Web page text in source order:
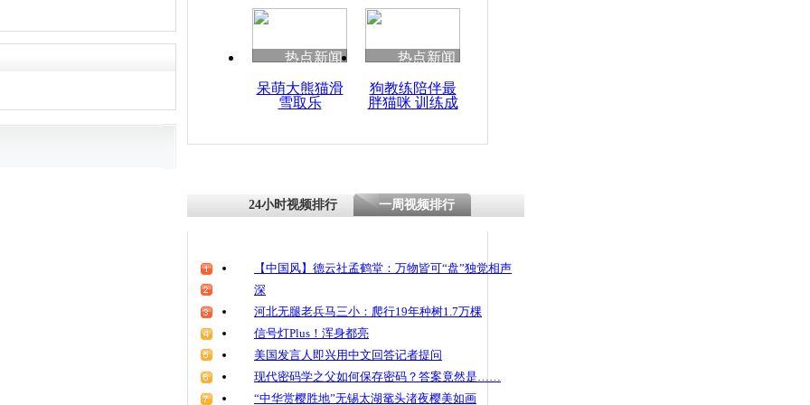
热点新闻
呆萌大熊猫滑
雪取乐
热点新闻
狗教练陪伴最
胖猫咪 训练成
24小时视频排行 一周视频排行
【中国风】德云社孟鹤堂：万物皆可“盘”独觉相声
深
河北无腿老兵马三小：爬行19年种树1.7万棵
信号灯Plus！浑身都亮
美国发言人即兴用中文回答记者提问
现代密码学之父如何保存密码？答案竟然是……
“中华赏樱胜地”无锡太湖鼋头渚夜樱美如画